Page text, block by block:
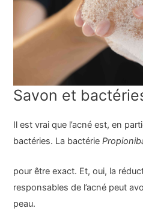
Savon et
Il est vrai que l’acné est, en
bactéries. La bactérie
pour être exact. Et, oui, la
responsables de l’acné peut
peau.